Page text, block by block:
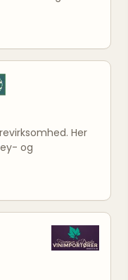
Her
og